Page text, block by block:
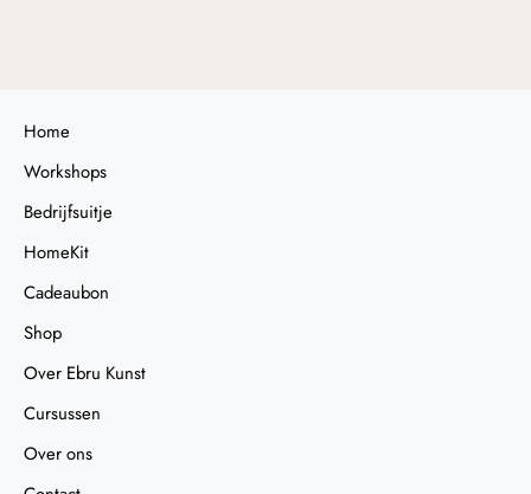
Home
Workshops
Bedrijfsuitje
HomeKit
Cadeaubon
Shop
Over Ebru Kunst
Cursussen
Over ons